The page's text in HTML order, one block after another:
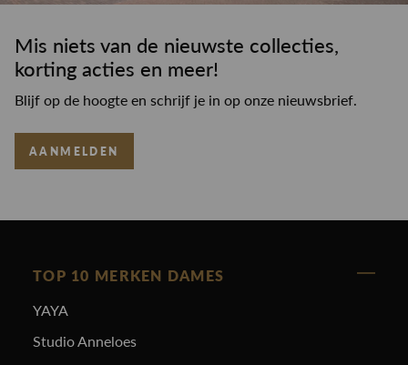
Mis niets van de nieuwste collecties,
korting acties en meer!
Blijf op de hoogte en schrijf je in op onze nieuwsbrief.
AANMELDEN
TOP 10 MERKEN DAMES
YAYA
Studio Anneloes